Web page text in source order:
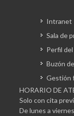
Intranet
Sala de
Perfil
Buzón
Gestión
HORARIO DE
Solo con cita
De lunes a